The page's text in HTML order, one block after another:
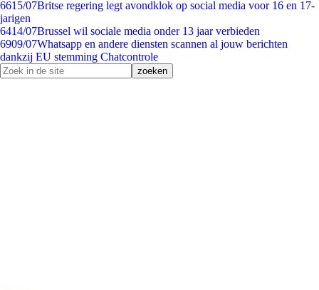
6615/07Britse regering legt avondklok op social media voor 16 en 17-
jarigen
6414/07Brussel wil sociale media onder 13 jaar verbieden
6909/07Whatsapp en andere diensten scannen al jouw berichten
dankzij EU stemming Chatcontrole